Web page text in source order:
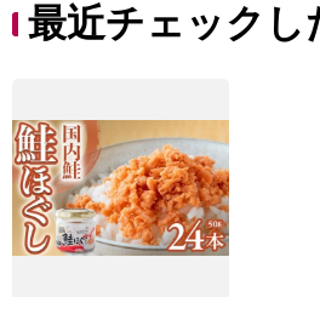
最近チェックし